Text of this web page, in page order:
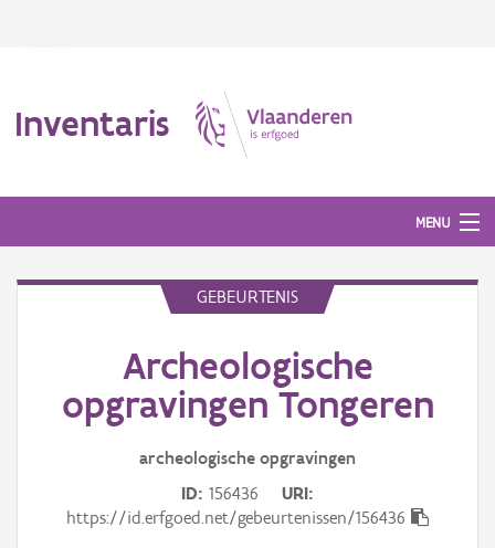
Inventaris
MENU
Aanduidingsobject
Waarneming
Gebeurtenis
GEBEURTENIS
Archeologische
opgravingen Tongeren
archeologische opgravingen
ID 156436
URI
https://id.erfgoed.net/gebeurtenissen/156436